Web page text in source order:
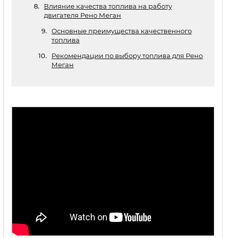
Влияние качества топлива на работу
двигателя Рено Меган
Основные преимущества качественного
топлива
Рекомендации по выбору топлива для Рено
Меган